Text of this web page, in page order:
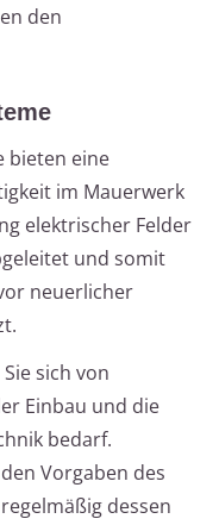
den
bieten eine
im Mauerwerk
elektrischer Felder
und somit
neuerlicher
Sie sich von
Einbau und die
bedarf.
Vorgaben des
dessen